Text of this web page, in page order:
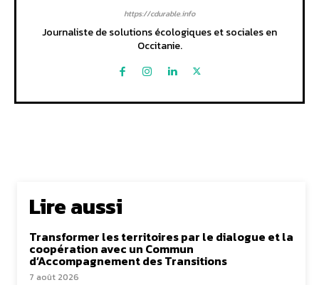
https://cdurable.info
Journaliste de solutions écologiques et sociales en
Occitanie.
Lire aussi
Transformer les territoires par le dialogue et la
coopération avec un Commun
d’Accompagnement des Transitions
7 août 2026